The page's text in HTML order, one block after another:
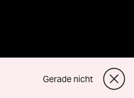
Gerade nicht